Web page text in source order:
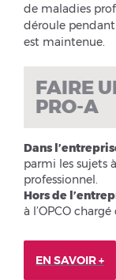
de maladies
déroule
est maintenue.
FAIRE
PRO-A
Dans
parmi les sujets
professionnel.
Hors de
à l’OPCO
EN SAVOIR +